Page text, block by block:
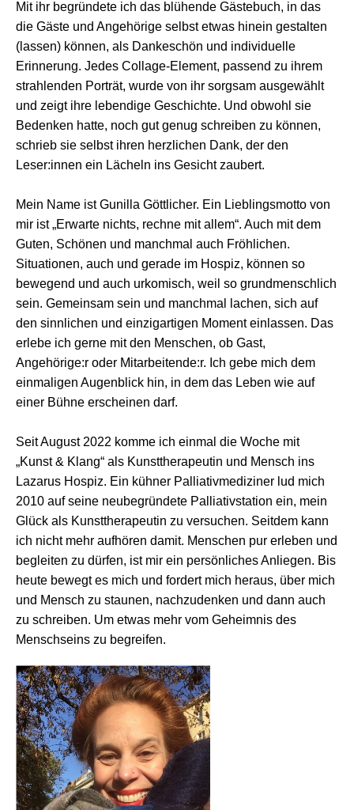
Mit ihr begründete ich das blühende Gästebuch, in das
die Gäste und Angehörige selbst etwas hinein gestalten
(lassen) können, als Dankeschön und individuelle
Erinnerung. Jedes Collage-Element, passend zu ihrem
strahlenden Porträt, wurde von ihr sorgsam ausgewählt
und zeigt ihre lebendige Geschichte. Und obwohl sie
Bedenken hatte, noch gut genug schreiben zu können,
schrieb sie selbst ihren herzlichen Dank, der den
Leser:innen ein Lächeln ins Gesicht zaubert.
Mein Name ist Gunilla Göttlicher. Ein Lieblingsmotto von
mir ist „Erwarte nichts, rechne mit allem“. Auch mit dem
Guten, Schönen und manchmal auch Fröhlichen.
Situationen, auch und gerade im Hospiz, können so
bewegend und auch urkomisch, weil so grundmenschlich
sein. Gemeinsam sein und manchmal lachen, sich auf
den sinnlichen und einzigartigen Moment einlassen. Das
erlebe ich gerne mit den Menschen, ob Gast,
Angehörige:r oder Mitarbeitende:r. Ich gebe mich dem
einmaligen Augenblick hin, in dem das Leben wie auf
einer Bühne erscheinen darf.
Seit August 2022 komme ich einmal die Woche mit
„Kunst & Klang“ als Kunsttherapeutin und Mensch ins
Lazarus Hospiz. Ein kühner Palliativmediziner lud mich
2010 auf seine neubegründete Palliativstation ein, mein
Glück als Kunsttherapeutin zu versuchen. Seitdem kann
ich nicht mehr aufhören damit. Menschen pur erleben und
begleiten zu dürfen, ist mir ein persönliches Anliegen. Bis
heute bewegt es mich und fordert mich heraus, über mich
und Mensch zu staunen, nachzudenken und dann auch
zu schreiben. Um etwas mehr vom Geheimnis des
Menschseins zu begreifen.